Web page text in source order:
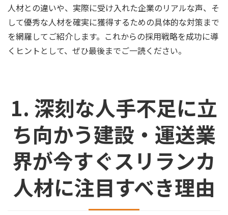
人材との違いや、実際に受け入れた企業のリアルな声、そ
して優秀な人材を確実に獲得するための具体的な対策まで
を網羅してご紹介します。これからの採用戦略を成功に導
くヒントとして、ぜひ最後までご一読ください。
1. 深刻な人手不足に立
ち向かう建設・運送業
界が今すぐスリランカ
人材に注目すべき理由